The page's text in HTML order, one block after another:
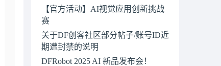
【官方活动】AI视觉应用创新挑战
赛
关于DF创客社区部分帖子/账号ID近
期遭封禁的说明
DFRobot 2025 AI 新品发布会！